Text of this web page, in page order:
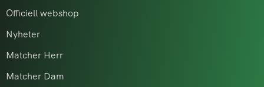
Officiell webshop
Nyheter
Matcher Herr
Matcher Dam